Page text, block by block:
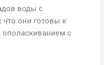
воды с
они готовы к
ополаскиванием с